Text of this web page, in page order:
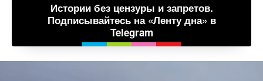
Истории без цензуры и запретов.
Подписывайтесь на «Ленту дна» в
Telegram